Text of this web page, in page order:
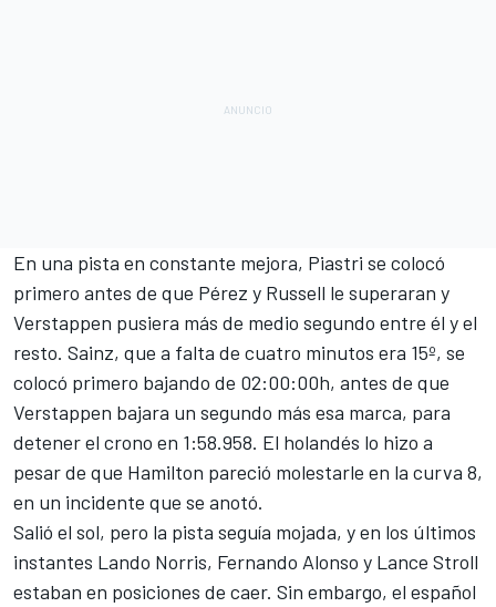
En una pista en constante mejora, Piastri se colocó
primero antes de que Pérez y Russell le superaran y
Verstappen pusiera más de medio segundo entre él y el
resto. Sainz, que a falta de cuatro minutos era 15º, se
colocó primero bajando de 02:00:00h, antes de que
Verstappen bajara un segundo más esa marca, para
detener el crono en 1:58.958. El holandés lo hizo a
pesar de que Hamilton pareció molestarle en la curva 8,
en un incidente que se anotó.
Salió el sol, pero la pista seguía mojada, y en los últimos
instantes Lando Norris, Fernando Alonso y Lance Stroll
estaban en posiciones de caer. Sin embargo, el español